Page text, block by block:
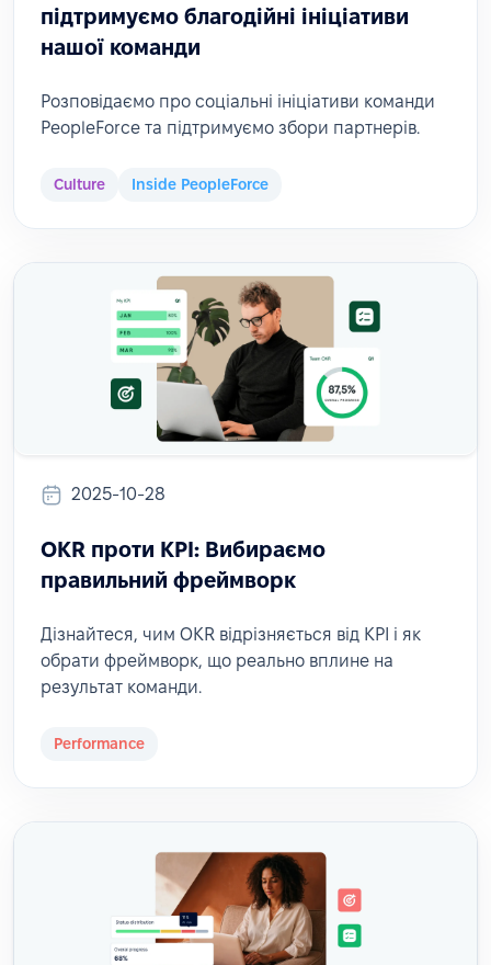
підтримуємо благодійні ініціативи
нашої команди
Розповідаємо про соціальні ініціативи команди
PeopleForce та підтримуємо збори партнерів.
Culture Inside PeopleForce
2025-10-28
OKR проти KPI: Вибираємо
правильний фреймворк
Дізнайтеся, чим OKR відрізняється від KPI і як
обрати фреймворк, що реально вплине на
результат команди.
Performance